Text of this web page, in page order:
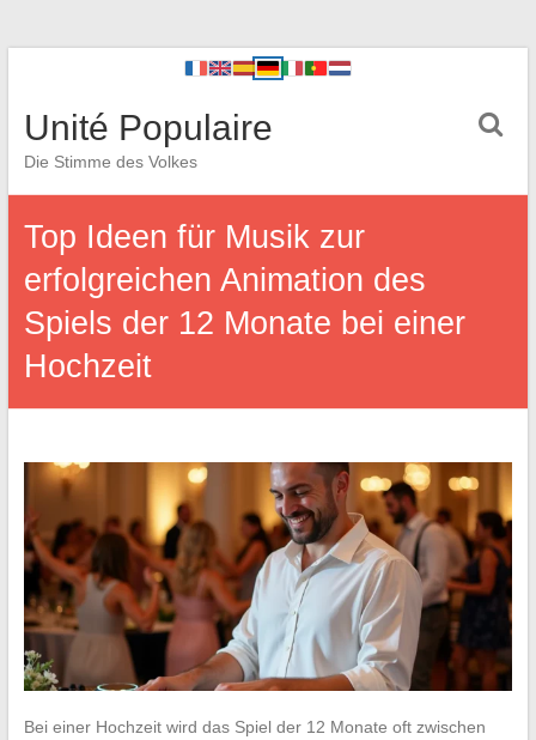
Unité Populaire
Die Stimme des Volkes
Top Ideen für Musik zur
erfolgreichen Animation des
Spiels der 12 Monate bei einer
Hochzeit
Bei einer Hochzeit wird das Spiel der 12 Monate oft zwischen